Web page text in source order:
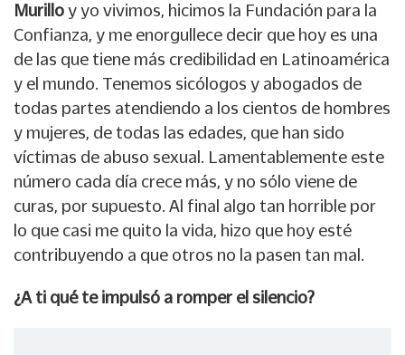
Murillo y yo vivimos, hicimos la Fundación para la
Confianza, y me enorgullece decir que hoy es una
de las que tiene más credibilidad en Latinoamérica
y el mundo. Tenemos sicólogos y abogados de
todas partes atendiendo a los cientos de hombres
y mujeres, de todas las edades, que han sido
víctimas de abuso sexual. Lamentablemente este
número cada día crece más, y no sólo viene de
curas, por supuesto. Al final algo tan horrible por
lo que casi me quito la vida, hizo que hoy esté
contribuyendo a que otros no la pasen tan mal.
¿A ti qué te impulsó a romper el silencio?